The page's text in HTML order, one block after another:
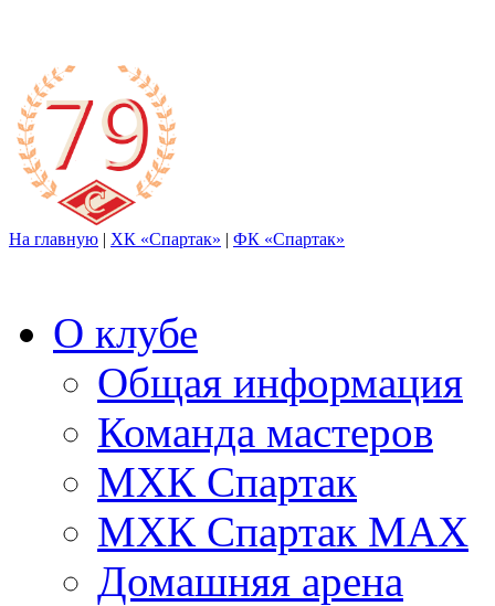
На главную | ХК «Спартак» | ФК «Спартак»
О клубе
Общая информация
Команда мастеров
МХК Спартак
МХК Спартак МАХ
Домашняя арена